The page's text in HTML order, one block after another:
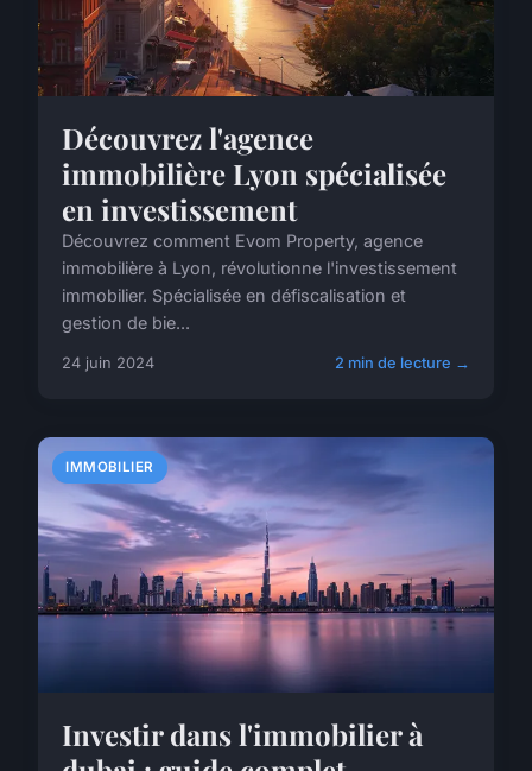
Découvrez l'agence
immobilière Lyon spécialisée
en investissement
Découvrez comment Evom Property, agence
immobilière à Lyon, révolutionne l'investissement
immobilier. Spécialisée en défiscalisation et
gestion de bie...
24 juin 2024 2 min de lecture →
IMMOBILIER
Investir dans l'immobilier à